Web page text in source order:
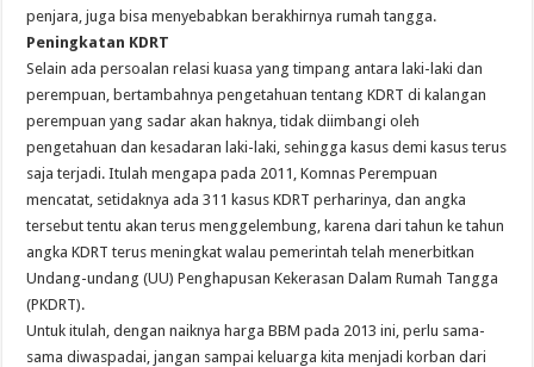
penjara, juga bisa menyebabkan berakhirnya rumah tangga.
Peningkatan KDRT
Selain ada persoalan relasi kuasa yang timpang antara laki-laki dan
perempuan, bertambahnya pengetahuan tentang KDRT di kalangan
perempuan yang sadar akan haknya, tidak diimbangi oleh
pengetahuan dan kesadaran laki-laki, sehingga kasus demi kasus terus
saja terjadi. Itulah mengapa pada 2011, Komnas Perempuan
mencatat, setidaknya ada 311 kasus KDRT perharinya, dan angka
tersebut tentu akan terus menggelembung, karena dari tahun ke tahun
angka KDRT terus meningkat walau pemerintah telah menerbitkan
Undang-undang (UU) Penghapusan Kekerasan Dalam Rumah Tangga
(PKDRT).
Untuk itulah, dengan naiknya harga BBM pada 2013 ini, perlu sama-
sama diwaspadai, jangan sampai keluarga kita menjadi korban dari